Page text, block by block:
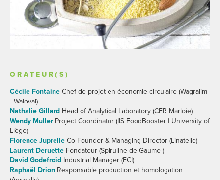
ORATEUR(S)
Cécile Fontaine Chef de projet en économie circulaire (Wagralim
- Waloval)
Nathalie Gillard Head of Analytical Laboratory (CER Marloie)
Wendy Muller Project Coordinator (IIS FoodBooster | University of
Liège)
Florence Juprelle Co-Founder & Managing Director (Linatelle)
Laurent Deruette Fondateur (Spiruline de Gaume )
David Godefroid Industrial Manager (ECI)
Raphaël Drion Responsable production et homologation